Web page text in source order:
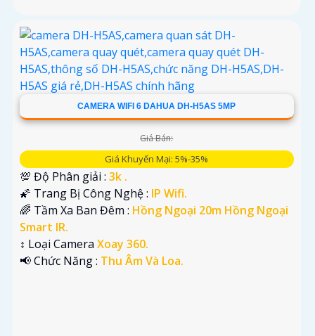
CAMERA WIFI 6 DAHUA DH-H5AS 5MP
Giá Bán:
Giá Khuyến Mại: 5%-35%
💯 Độ Phân giải : 3k .
🌠 Trang Bị Công Nghệ : IP Wifi.
🌈 Tầm Xa Ban Đêm : Hồng Ngoại 20m Hồng Ngoại
Smart IR.
↕️ Loại Camera Xoay 360.
️📢 Chức Năng : Thu Âm Và Loa.